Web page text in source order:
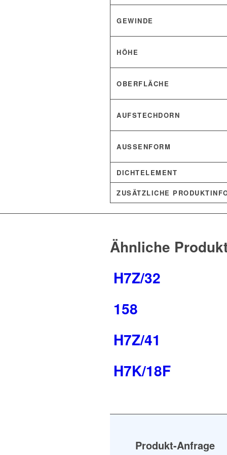
GEWINDE
HÖHE
OBERFLÄCHE
AUFSTECHDORN
AUSSENFORM
DICHTELEMENT
ZUSÄTZLICHE
Ähnliche
H7Z/32
158
H7Z/41
H7K/18F
Produkt-Anfrage